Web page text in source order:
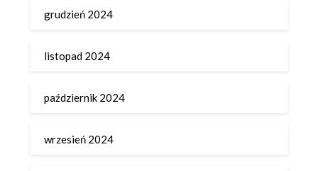
grudzień 2024
listopad 2024
październik 2024
wrzesień 2024